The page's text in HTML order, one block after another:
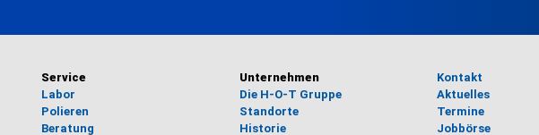
Service
Labor
Polieren
Beratung
Unternehmen
Die H-O-T Gruppe
Standorte
Historie
Kontakt
Aktuelles
Termine
Jobbörse